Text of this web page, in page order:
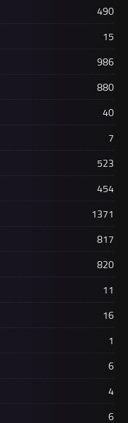
490
15
986
880
40
7
523
454
1371
817
820
11
16
1
6
4
6